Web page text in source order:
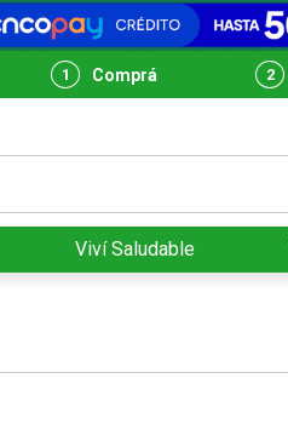
Comprá
Viví Saludable